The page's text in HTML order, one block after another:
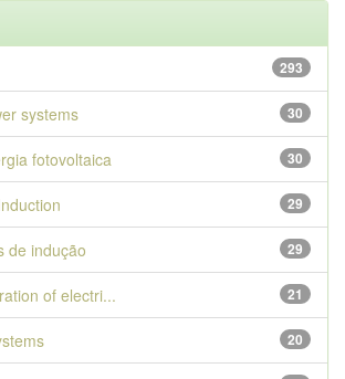
293
30
systems
30
fotovoltaica
29
29
de indução
21
of electri...
20